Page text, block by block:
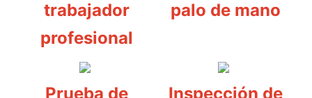
trabajador
profesional
palo de mano
Prueba de
Inspección de